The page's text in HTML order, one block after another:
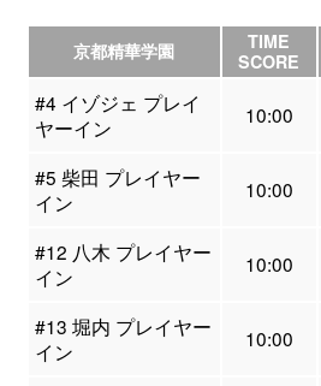
京都精華学園
TIME
SCORE
#4 イゾジェ プレイ
ヤーイン
10:00
#5 柴田 プレイヤー
イン
10:00
#12 八木 プレイヤー
イン
10:00
#13 堀内 プレイヤー
イン
10:00